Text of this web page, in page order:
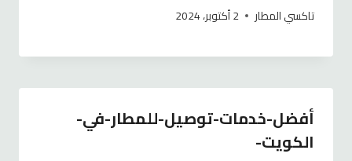
تاكسي المطار 2 أكتوبر، 2024
أفضل-خدمات-توصيل-للمطار-في-
الكويت-